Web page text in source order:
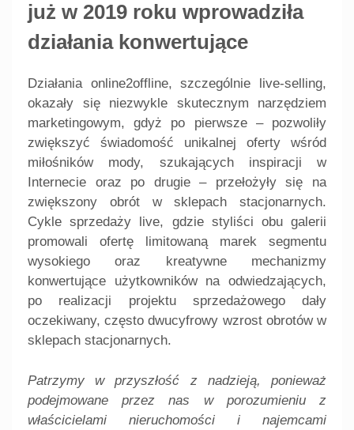
już w 2019 roku wprowadziła
działania konwertujące
Działania online2offline, szczególnie live-selling,
okazały się niezwykle skutecznym narzędziem
marketingowym, gdyż po pierwsze – pozwoliły
zwiększyć świadomość unikalnej oferty wśród
miłośników mody, szukających inspiracji w
Internecie oraz po drugie – przełożyły się na
zwiększony obrót w sklepach stacjonarnych.
Cykle sprzedaży live, gdzie styliści obu galerii
promowali ofertę limitowaną marek segmentu
wysokiego oraz kreatywne mechanizmy
konwertujące użytkowników na odwiedzających,
po realizacji projektu sprzedażowego dały
oczekiwany, często dwucyfrowy wzrost obrotów w
sklepach stacjonarnych.
Patrzymy w przyszłość z nadzieją, ponieważ
podejmowane przez nas w porozumieniu z
właścicielami nieruchomości i najemcami